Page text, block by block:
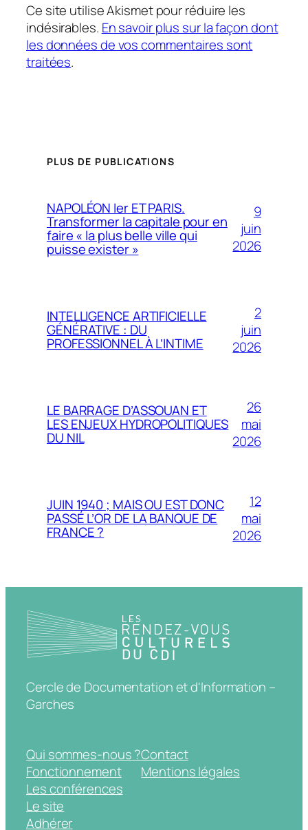
Ce site utilise Akismet pour réduire les
indésirables. En savoir plus sur la façon dont
les données de vos commentaires sont
traitées.
PLUS DE PUBLICATIONS
NAPOLÉON Ier ET PARIS.
Transformer la capitale pour en
faire « la plus belle ville qui
puisse exister »
9
juin
2026
INTELLIGENCE ARTIFICIELLE
GÉNÉRATIVE : DU
PROFESSIONNEL À L’INTIME
2
juin
2026
LE BARRAGE D’ASSOUAN ET
LES ENJEUX HYDROPOLITIQUES
DU NIL
26
mai
2026
JUIN 1940 ; MAIS OU EST DONC
PASSÉ L’OR DE LA BANQUE DE
FRANCE ?
12
mai
2026
Cercle de Documentation et d'Information –
Garches
Qui sommes-nous ?
Fonctionnement
Les conférences
Le site
Adhérer
Contact
Mentions légales